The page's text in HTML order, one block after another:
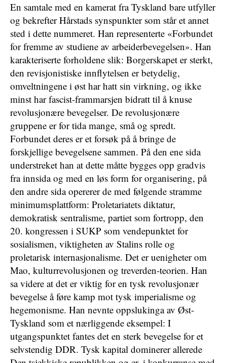
En samtale med en kamerat fra Tyskland bare utfyller
og bekrefter Hårstads synspunkter som står et annet
sted i dette nummeret. Han representerte «Forbundet
for fremme av studiene av arbeiderbevegelsen». Han
karakteriserte forholdene slik: Borgerskapet er sterkt,
den revisjonistiske innflytelsen er betydelig,
omveltningene i øst har hatt sin virkning, og ikke
minst har fascist-frammarsjen bidratt til å knuse
revolusjonære bevegelser. De revolusjonære
gruppene er for tida mange, små og spredt.
Forbundet deres er et forsøk på å bringe de
forskjellige bevegelsene sammen. På den ene sida
understreket han at dette måtte bygges opp gradvis
fra innsida og med en løs form for organisering, på
den andre sida opererer de med følgende stramme
minimumsplattform: Proletariatets diktatur,
demokratisk sentralisme, partiet som fortropp, den
20. kongressen i SUKP som vendepunktet for
sosialismen, viktigheten av Stalins rolle og
proletarisk internasjonalisme. Det er uenigheter om
Mao, kulturrevolusjonen og treverden-teorien. Han
sa videre at det er viktig for en tysk revolusjonær
bevegelse å føre kamp mot tysk imperialisme og
hegemonisme. Han nevnte oppslukinga av Øst-
Tyskland som et nærliggende eksempel: I
utgangspunktet fantes det en sterk bevegelse for et
selvstendig DDR. Tysk kapital dominerer allerede